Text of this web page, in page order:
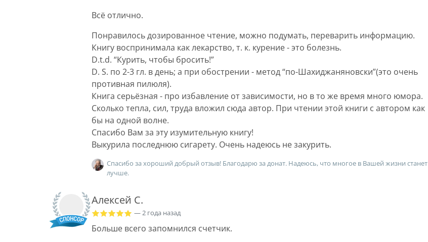
Всë отлично.
Понравилось дозированное чтение, можно подумать, переварить информацию.
Книгу воспринимала как лекарство, т. к. курение - это болезнь.
D.t.d. “Курить, чтобы бросить!”
D. S. по 2-3 гл. в день; а при обострении - метод “по-Шахиджаняновски”(это очень
противная пилюля).
Книга серьëзная - про избавление от зависимости, но в то же время много юмора.
Сколько тепла, сил, труда вложил сюда автор. При чтении этой книги с автором как
бы на одной волне.
Спасибо Вам за эту изумительную книгу!
Выкурила последнюю сигарету. Очень надеюсь не закурить.
Спасибо за хороший добрый отзыв! Благодарю за донат. Надеюсь, что многое в Вашей жизни станет
лучше.
Алексей С.
— 2 года назад
Больше всего запомнился счетчик.